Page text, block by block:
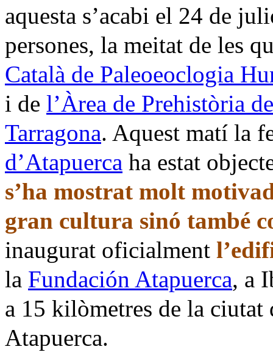
aquesta s’acabi el 24 de
persones, la meitat de les
Català de Paleoeoclogia
i de l’Àrea de Prehistòria
Tarragona. Aquest matí la
d’Atapuerca ha estat
s’ha mostrat molt
gran cultura sinó també
inaugurat oficialment
la Fundación Atapuerca, a
a 15 kilòmetres de la ciutat
Atapuerca.